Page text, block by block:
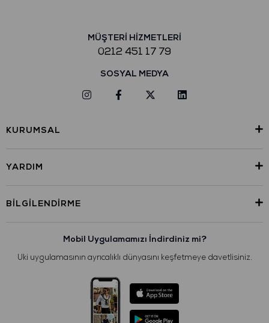
MÜŞTERİ HİZMETLERİ
0212 451 17 79
SOSYAL MEDYA
KURUMSAL
YARDIM
BILGILENDIRME
Mobil Uygulamamızı İndirdiniz mi?
Uki uygulamasının ayrıcalıklı dünyasını keşfetmeye davetlisiniz.